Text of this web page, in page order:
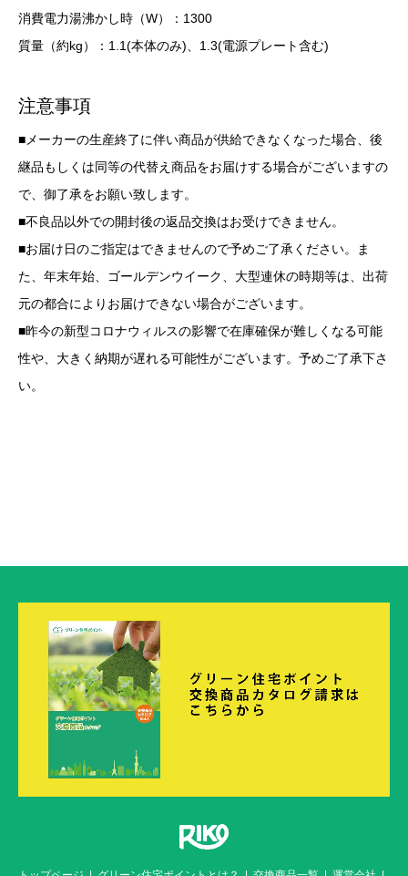
消費電力湯沸かし時（W）：1300
質量（約kg）：1.1(本体のみ)、1.3(電源プレート含む)
注意事項
■メーカーの生産終了に伴い商品が供給できなくなった場合、後
継品もしくは同等の代替え商品をお届けする場合がございますの
で、御了承をお願い致します。
■不良品以外での開封後の返品交換はお受けできません。
■お届け日のご指定はできませんので予めご了承ください。ま
た、年末年始、ゴールデンウイーク、大型連休の時期等は、出荷
元の都合によりお届けできない場合がございます。
■昨今の新型コロナウィルスの影響で在庫確保が難しくなる可能
性や、大きく納期が遅れる可能性がございます。予めご了承下さ
い。